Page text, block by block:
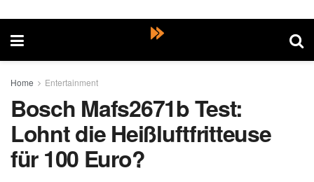
Home Entertainment
Bosch Mafs2671b Test:
Lohnt die Heißluftfritteuse
für 100 Euro?